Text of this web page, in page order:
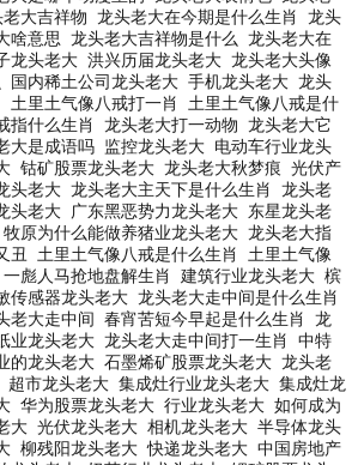
大吉祥物 龙头老大在今期是什么生肖
龙头
啥意思 龙头老大吉祥物是什么
龙头老大在
龙头老大 洪兴历届龙头老大 龙头老大头像
国内稀土公司龙头老大 手机龙头老大 龙头
土里土气像八戒打一肖
土里土气像八戒是什
指什么生肖 龙头老大打一动物 龙头老大它
大是成语吗 监控龙头老大 电动车行业龙头
钴矿股票龙头老大 龙头老大秋梦痕 光伏产
头老大 龙头老大主天下是什么生肖
龙头老
头老大 广东黑恶势力龙头老大 东星龙头老
牧原为什么能做养猪业龙头老大 龙头老大指
丑 土里土气像八戒是什么生肖
土里土气像
一彪人马抢地盘解生肖 建筑行业龙头老大 槟
传感器龙头老大 龙头老大走中间是什么生肖
老大走中间 春宵苦短今早起是什么生肖
龙
业龙头老大 龙头老大走中间打一生肖
中特
的龙头老大 石墨烯矿股票龙头老大 龙头老
超市龙头老大 集成灶行业龙头老大 集成灶龙
华为股票龙头老大 行业龙头老大 如何成为
大 光伏龙头老大 相机龙头老大 半导体龙头
柳残阳龙头老大 快递龙头老大 中国房地产